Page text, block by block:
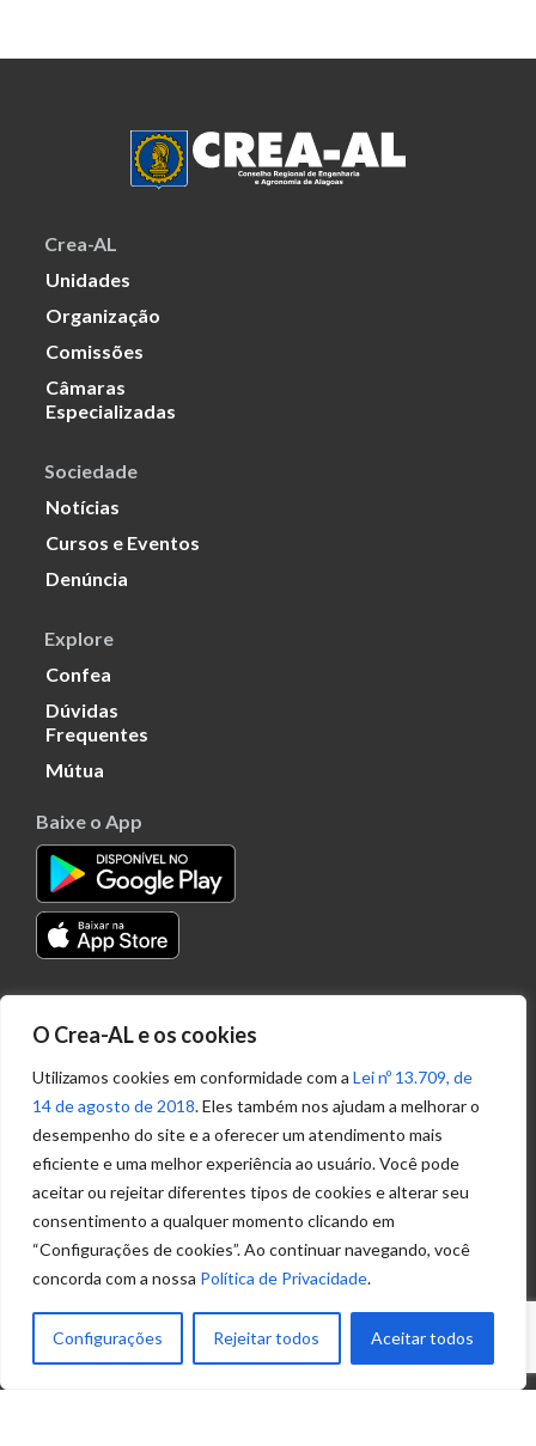
O Crea-AL e os cookies
Utilizamos cookies em conformidade com a Lei nº 13.709, de
14 de agosto de 2018. Eles também nos ajudam a melhorar o
desempenho do site e a oferecer um atendimento mais
eficiente e uma melhor experiência ao usuário. Você pode
aceitar ou rejeitar diferentes tipos de cookies e alterar seu
consentimento a qualquer momento clicando em
“Configurações de cookies”. Ao continuar navegando, você
concorda com a nossa Política de Privacidade.
Configurações Rejeitar todos Aceitar todos
Crea-AL
Unidades
Organização
Comissões
Câmaras
Especializadas
Sociedade
Notícias
Cursos e Eventos
Denúncia
Explore
Confea
Dúvidas
Frequentes
Mútua
Baixe o App
Transparência
Portal
Acesso à
Informação
Política de
Privacidade de
Ouvidoria
(82) 2123 0864
ouvidoria@crea-al.org.br